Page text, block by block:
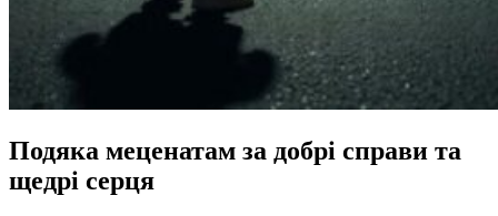
Подяка меценатам за добрі справи та
щедрі серця